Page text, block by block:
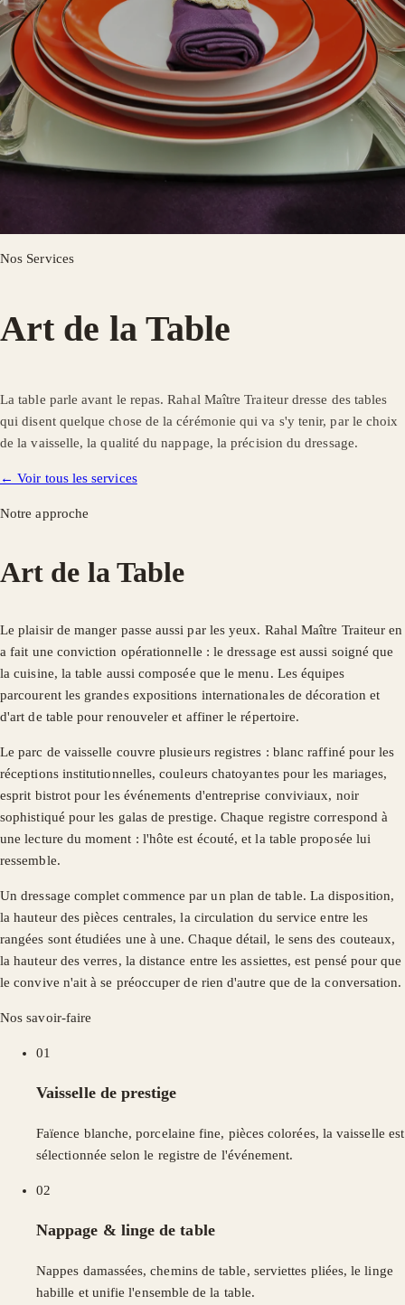
Nos Services
Art de la Table
La table parle avant le repas. Rahal Maître Traiteur dresse des tables
qui disent quelque chose de la cérémonie qui va s'y tenir, par le choix
de la vaisselle, la qualité du nappage, la précision du dressage.
← Voir tous les services
Notre approche
Art de la Table
Le plaisir de manger passe aussi par les yeux. Rahal Maître Traiteur en
a fait une conviction opérationnelle : le dressage est aussi soigné que
la cuisine, la table aussi composée que le menu. Les équipes
parcourent les grandes expositions internationales de décoration et
d'art de table pour renouveler et affiner le répertoire.
Le parc de vaisselle couvre plusieurs registres : blanc raffiné pour les
réceptions institutionnelles, couleurs chatoyantes pour les mariages,
esprit bistrot pour les événements d'entreprise conviviaux, noir
sophistiqué pour les galas de prestige. Chaque registre correspond à
une lecture du moment : l'hôte est écouté, et la table proposée lui
ressemble.
Un dressage complet commence par un plan de table. La disposition,
la hauteur des pièces centrales, la circulation du service entre les
rangées sont étudiées une à une. Chaque détail, le sens des couteaux,
la hauteur des verres, la distance entre les assiettes, est pensé pour que
le convive n'ait à se préoccuper de rien d'autre que de la conversation.
Nos savoir-faire
01
Vaisselle de prestige
Faïence blanche, porcelaine fine, pièces colorées, la vaisselle est
sélectionnée selon le registre de l'événement.
02
Nappage & linge de table
Nappes damassées, chemins de table, serviettes pliées, le linge
habille et unifie l'ensemble de la table.